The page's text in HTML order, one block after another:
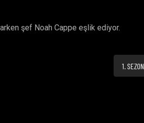
şef Noah Cappe eşlik ediyor.
1. SEZON